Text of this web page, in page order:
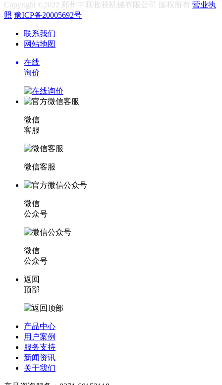
Copyright ©2022 郑州中联收获机械有限公司 版权所有 营业执
照 豫ICP备20005692号
联系我们
网站地图
在线
询价
微信
客服
微信客服
微信
公众号
微信
公众号
返回
顶部
产品中心
用户案例
服务支持
新闻资讯
关于我们